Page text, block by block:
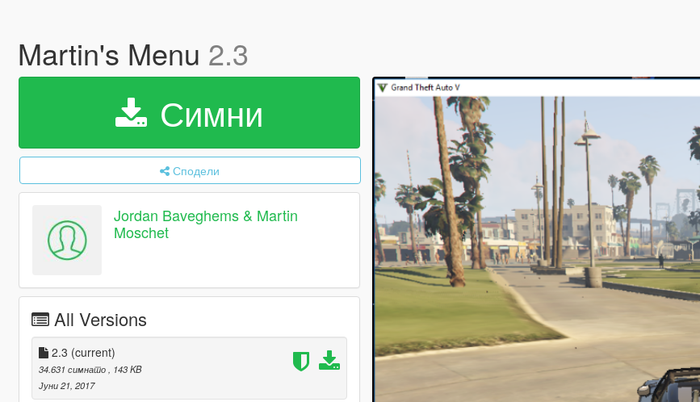
Martin's Menu 2.3
Симни
Сподели
Jordan Baveghems & Martin
Moschet
All Versions
2.3 (current)
34.631 симнато
, 143 KB
Јуни 21, 2017